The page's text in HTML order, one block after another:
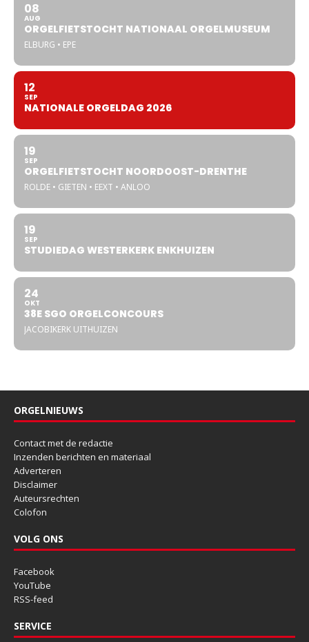
08
AUG
ORGELFIETSTOCHT NATIONAAL ORGELMUSEUM
ELBURG • EPE
12
SEP
NATIONALE ORGELDAG 2026
19
SEP
ORGELFIETSTOCHT NOORDOOST-DRENTHE
ROLDE • GIETEN • EEXT • ANLOO
19
SEP
STUDIEDAG WESTERKERK ENKHUIZEN
24
OKT
38E SGO ORGELCONCOURS
JACOBIKERK UITHUIZEN
ORGELNIEUWS
Contact met de redactie
Inzenden berichten en materiaal
Adverteren
Disclaimer
Auteursrechten
Colofon
VOLG ONS
Facebook
YouTube
RSS-feed
SERVICE